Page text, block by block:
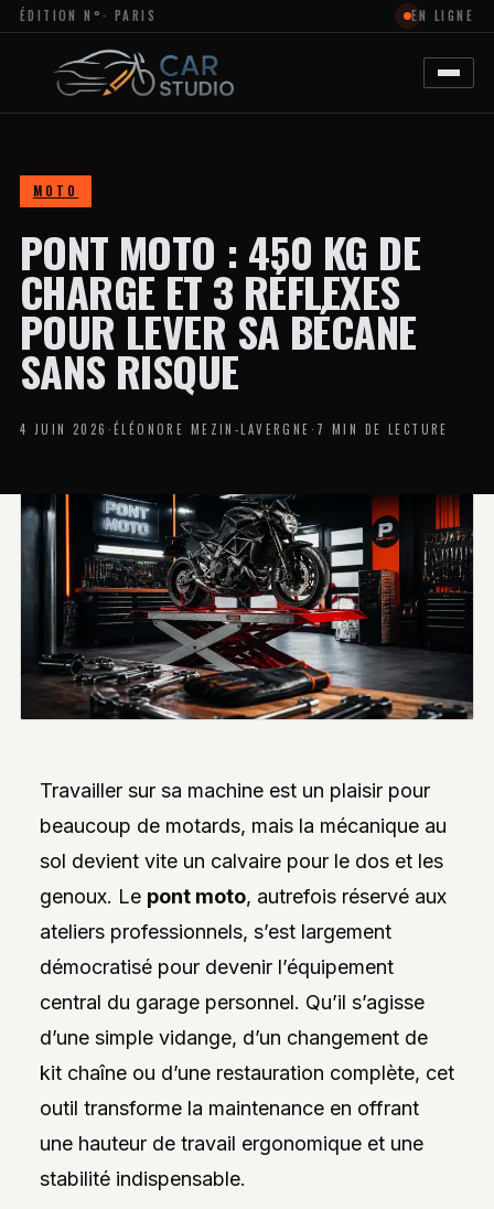
ÉDITION N°
MAGAZINE
DÉDIÉ
L’ACTUALITÉ
AUTOMOBILE
ET
MOTO,
LA
PERSONNALISATION
ET
AUX
TENDANCES
CRÉATIVES
DANS
L’UNIVERS
LE
DES
INTERVIEWS
EXCLUSIVES
DESIGNERS,
REPORTAGES
PHOTO
INSPIRANTS,
DES
ANALYSES
NOUVEAUTÉS
DANS
PERSONNALISATION
L’ACCENT
EST
MIS
SUR
DES
DES
L’ESTHÉTIQUE
PASSIONNÉS
PROFESSIONNELS.
· PARIS EN LIGNE
MOTO
PONT MOTO : 450 KG DE
CHARGE ET 3 RÉFLEXES
POUR LEVER SA BÉCANE
SANS RISQUE
4 JUIN 2026 ·ÉLÉONORE MEZIN-LAVERGNE· 7 MIN DE LECTURE
Travailler sur sa machine est un plaisir pour
beaucoup de motards, mais la mécanique au
sol devient vite un calvaire pour le dos et les
genoux. Le pont moto, autrefois réservé aux
ateliers professionnels, s’est largement
démocratisé pour devenir l’équipement
central du garage personnel. Qu’il s’agisse
d’une simple vidange, d’un changement de
kit chaîne ou d’une restauration complète, cet
outil transforme la maintenance en offrant
une hauteur de travail ergonomique et une
stabilité indispensable.